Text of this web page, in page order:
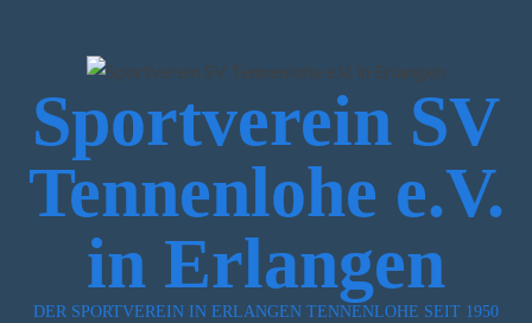
Sportverein SV
Tennenlohe e.V.
in Erlangen
DER SPORTVEREIN IN ERLANGEN TENNENLOHE SEIT 1950